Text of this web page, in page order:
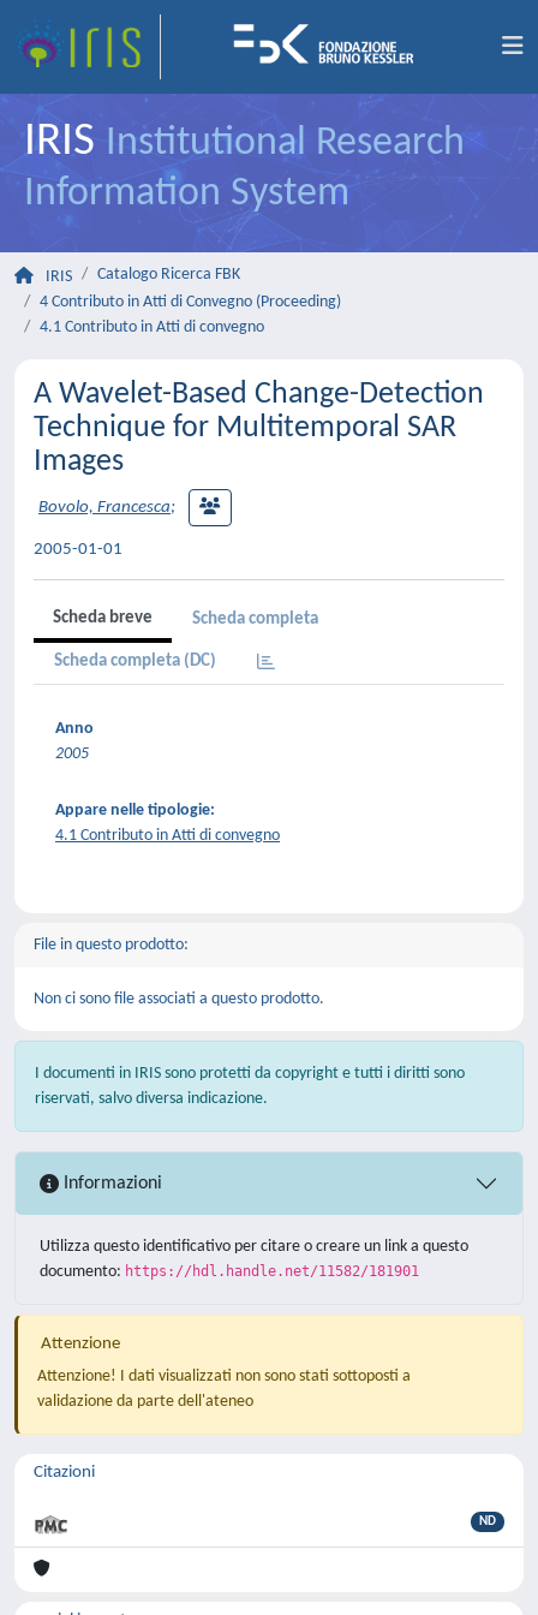
IRIS Institutional Research
Information System
IRIS
Catalogo Ricerca FBK
4 Contributo in Atti di Convegno (Proceeding)
4.1 Contributo in Atti di convegno
A Wavelet-Based Change-Detection
Technique for Multitemporal SAR
Images
Bovolo, Francesca;
2005-01-01
Scheda breve Scheda completa
Scheda completa (DC)
Anno
2005
Appare nelle tipologie:
4.1 Contributo in Atti di convegno
File in questo prodotto:
Non ci sono file associati a questo prodotto.
I documenti in IRIS sono protetti da copyright e tutti i diritti sono
riservati, salvo diversa indicazione.
Informazioni
Utilizza questo identificativo per citare o creare un link a questo
documento: https://hdl.handle.net/11582/181901
Attenzione
Attenzione! I dati visualizzati non sono stati sottoposti a
validazione da parte dell'ateneo
Citazioni
ND